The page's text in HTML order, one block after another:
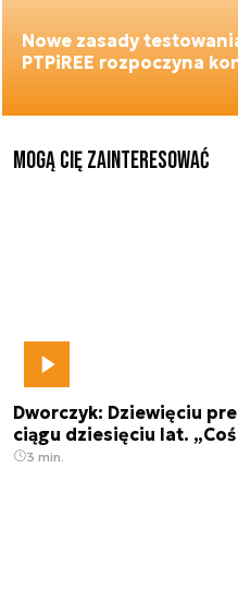
Nowe zasady
PTPiREE rozpoczyna
Mogą Cię zainteresować
Dworczyk: Dziewięciu
ciągu dziesięciu lat.
3 min.